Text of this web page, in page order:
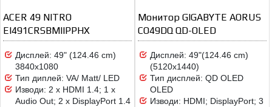
ACER 49 NITRO
EI491CRSBMIIPPHX
Дисплей: 49" (124.46 cm)
3840x1080
Тип диплей: VA/ Matt/ LED
Изводи: 2 x HDMI 1.4; 1 x
Audio Out; 2 x DisplayPort 1.4
Монитор GIGABYTE AORUS
CO49DQ QD-OLED
Дисплей: 49"(124.46 cm)
(5120x1440)
Тип дисплей: QD OLED
OLED
Изводи: HDMI; DisplayPort; 3